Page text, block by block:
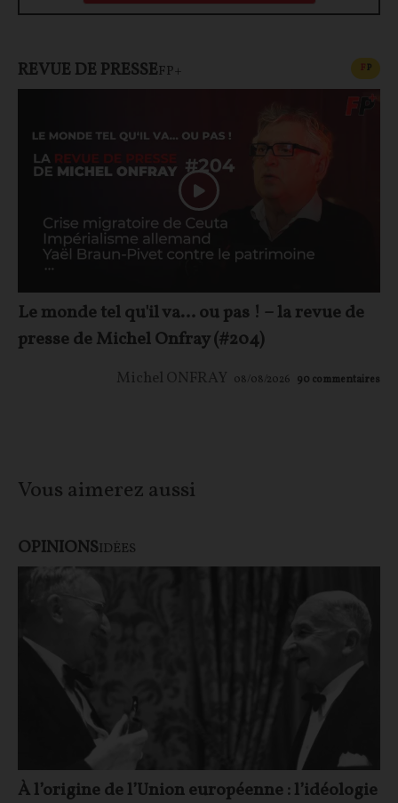
REVUE DE PRESSEFP+ FP
Le monde tel qu'il va… ou pas ! – la revue de
presse de Michel Onfray (#204)
Michel ONFRAY 08/08/2026 90 commentaires
Vous aimerez aussi
OPINIONSIDÉES
À l’origine de l’Union européenne : l’idéologie